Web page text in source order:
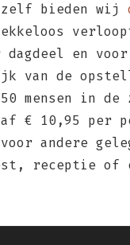
zelf bieden wij
en
van de
mensen in de
€ 10,95 per
andere
receptie of